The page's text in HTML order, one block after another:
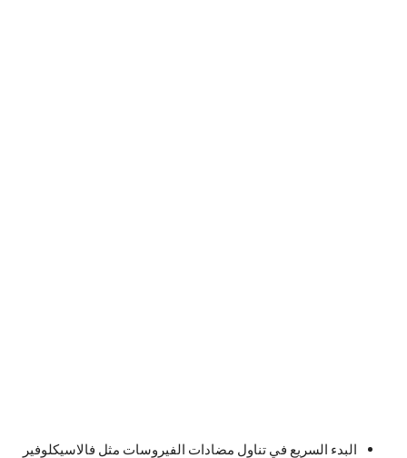
البدء السريع في تناول مضادات الفيروسات مثل فالاسيكلوفير